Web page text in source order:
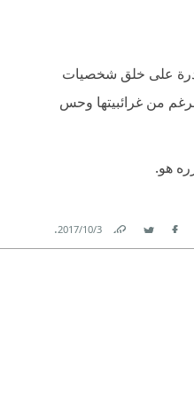
على خلق شخصيات
من غرائبيتها وحس
هو.
Facebook
Twitter
Link
3‏/10‏/2017
.